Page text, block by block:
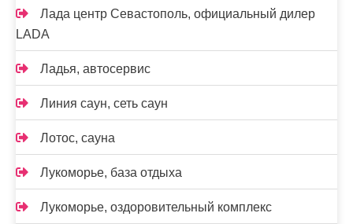
Лада центр Севастополь, официальный дилер
LADA
Ладья, автосервис
Линия саун, сеть саун
Лотос, сауна
Лукоморье, база отдыха
Лукоморье, оздоровительный комплекс